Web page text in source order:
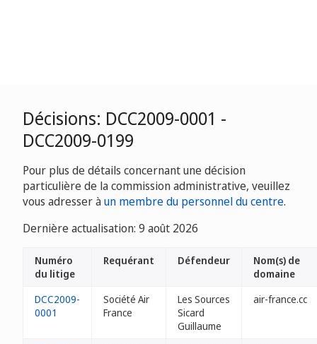
Décisions: DCC2009-0001 -
DCC2009-0199
Pour plus de détails concernant une décision
particulière de la commission administrative, veuillez
vous adresser àun membre du personnel du centre.
Dernière actualisation: 9 août 2026
Numéro
du litige
Requérant Défendeur
Nom(s) de
domaine
DCC2009-
0001
Société Air
France
Les Sources
Sicard
Guillaume
air-france.cc